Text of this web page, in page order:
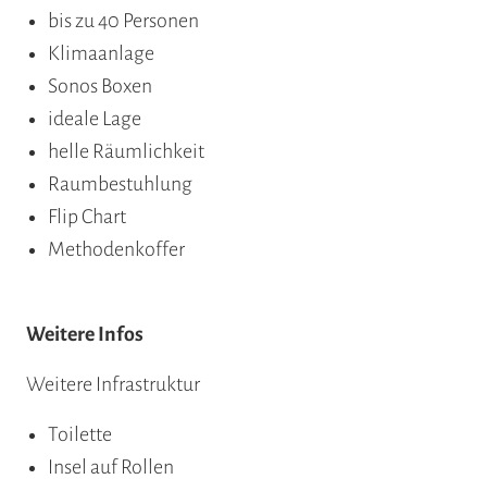
bis zu 40 Personen
Klimaanlage
Sonos Boxen
ideale Lage
helle Räumlichkeit
Raumbestuhlung
Flip Chart
Methodenkoffer
Weitere Infos
Weitere Infrastruktur
Toilette
Insel auf Rollen